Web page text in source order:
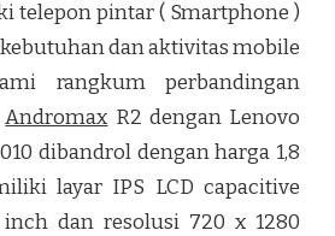
telepon pintar ( Smartphone )
dan aktivitas mobile
rangkum perbandingan
Andromax R2 dengan Lenovo
dibandrol dengan harga 1,8
layar IPS LCD capacitive
dan resolusi 720 x 1280